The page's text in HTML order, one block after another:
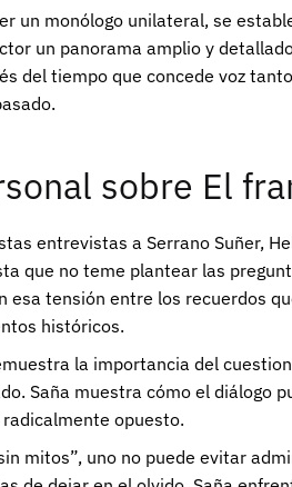
un monólogo unilateral, se
un panorama amplio y
del tiempo que concede voz
sobre El
entrevistas a Serrano Suñer,
que no teme plantear las
esa tensión entre los recuerdos
históricos.
la importancia del
Saña muestra cómo el diálogo
opuesto.
mitos”, uno no puede evitar